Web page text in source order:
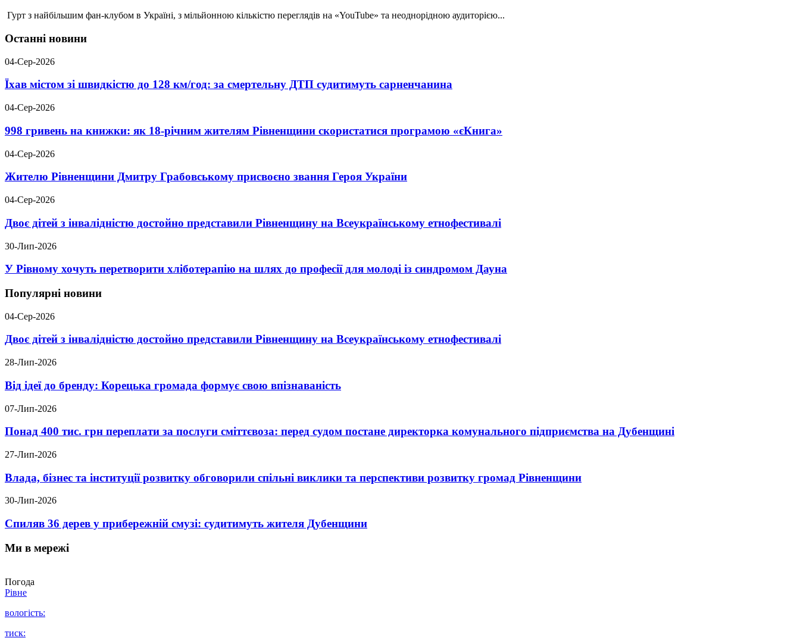
Гурт з найбільшим фан-клубом в Україні, з мільйонною кількістю переглядів на «YouTube» та неоднорідною аудиторією...
Останні новини
04-Сер-2026
Їхав містом зі швидкістю до 128 км/год: за смертельну ДТП судитимуть сарненчанина
04-Сер-2026
998 гривень на книжки: як 18-річним жителям Рівненщини скористатися програмою «єКнига»
04-Сер-2026
Жителю Рівненщини Дмитру Грабовському присвоєно звання Героя України
04-Сер-2026
Двоє дітей з інвалідністю достойно представили Рівненщину на Всеукраїнському етнофестивалі
30-Лип-2026
У Рівному хочуть перетворити хліботерапію на шлях до професії для молоді із синдромом Дауна
Популярні новини
04-Сер-2026
Двоє дітей з інвалідністю достойно представили Рівненщину на Всеукраїнському етнофестивалі
28-Лип-2026
Від ідеї до бренду: Корецька громада формує свою впізнаваність
07-Лип-2026
Понад 400 тис. грн переплати за послуги сміттєвоза: перед судом постане директорка комунального підприємства на Дубенщині
27-Лип-2026
Влада, бізнес та інституції розвитку обговорили спільні виклики та перспективи розвитку громад Рівненщини
30-Лип-2026
Спиляв 36 дерев у прибережній смузі: судитимуть жителя Дубенщини
Ми в мережі
Погода
Рівне
вологість:
тиск: